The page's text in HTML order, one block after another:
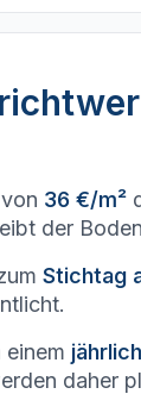
36 €/m²
der
Stichtag
daher